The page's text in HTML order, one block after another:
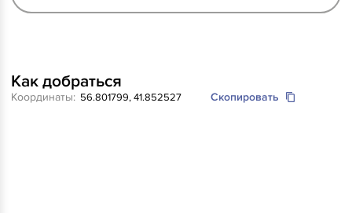
Координаты: Скопировать
Как добраться